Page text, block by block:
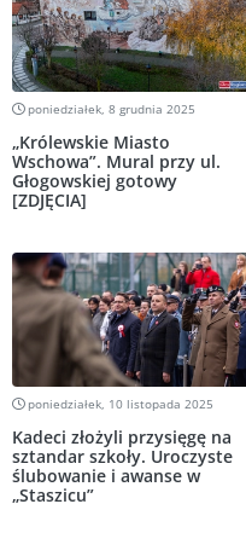
poniedziałek, 8 grudnia 2025
„Królewskie Miasto
Wschowa”. Mural przy ul.
Głogowskiej gotowy
[ZDJĘCIA]
poniedziałek, 10 listopada 2025
Kadeci złożyli przysięgę na
sztandar szkoły. Uroczyste
ślubowanie i awanse w
„Staszicu”